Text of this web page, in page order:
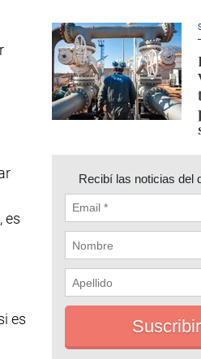
es
es
Recibí las noticias del